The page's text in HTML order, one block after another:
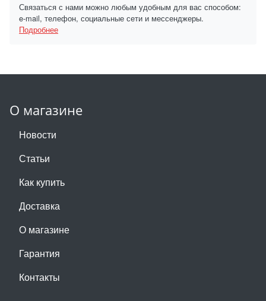
Связаться с нами можно любым удобным для вас способом:
e-mail, телефон, социальные сети и мессенджеры.
Подробнее
О магазине
Новости
Статьи
Как купить
Доставка
О магазине
Гарантия
Контакты